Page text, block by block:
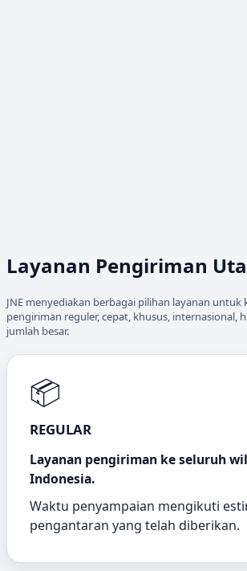
Layanan Pengiriman
JNE menyediakan berbagai pilihan layanan untuk
pengiriman reguler, cepat, khusus, internasional,
jumlah besar.
📦
REGULAR
Layanan pengiriman ke seluruh
Indonesia.
Waktu penyampaian mengikuti
pengantaran yang telah diberikan.